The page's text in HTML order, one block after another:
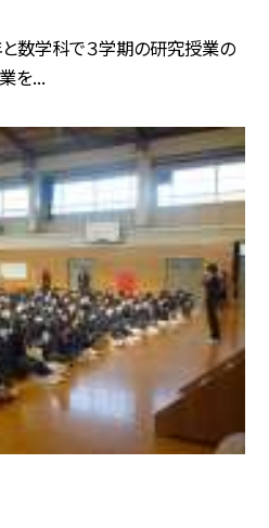
数学科で３学期の研究授業の
を...